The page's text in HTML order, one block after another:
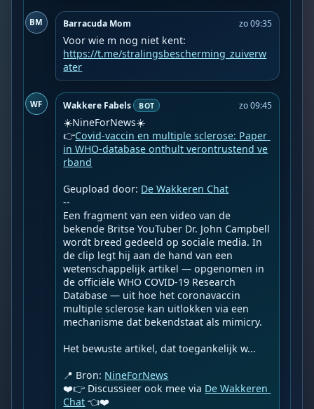
BM Barracuda Mom zo 09:35
https://t.me/stralingsbescherming_zuiverw
ater
WF Wakkere Fabels BOT zo 09:45
☀️NineForNews☀️
👉Covid-vaccin en multiple sclerose: Paper
in WHO-database onthult verontrustend ve
rband
Geupload door: De Wakkeren Chat
--
Een fragment van een video van de
bekende Britse YouTuber Dr. John Campbell
wordt breed gedeeld op sociale media. In
de clip legt hij aan de hand van een
wetenschappelijk artikel — opgenomen in
de officiële WHO COVID-19 Research
Database — uit hoe het coronavaccin
multiple sclerose kan uitlokken via een
mechanisme dat bekendstaat als mimicry.
Het bewuste artikel, dat toegankelijk w...
📍 Bron: NineForNews
❤️👉 Discussieer ook mee via De Wakkeren
Chat 👈❤️